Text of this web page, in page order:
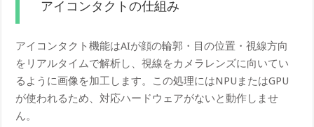
アイコンタクトの仕組み
アイコンタクト機能はAIが顔の輪郭・目の位置・視線方向
をリアルタイムで解析し、視線をカメラレンズに向いてい
るように画像を加工します。この処理にはNPUまたはGPU
が使われるため、対応ハードウェアがないと動作しませ
ん。